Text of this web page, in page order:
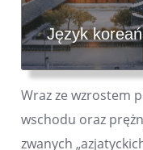
Język
Wraz ze wzrostem
wschodu oraz
zwanych